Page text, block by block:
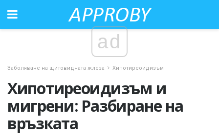
ad
Заболяване на щитовидната жлеза Хипотиреоидизъм
Хипотиреоидизъм и
мигрени: Разбиране на
връзката